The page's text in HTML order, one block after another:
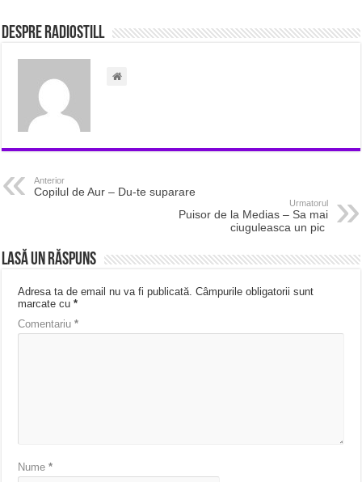
Despre radiostill
Anterior
Copilul de Aur – Du-te suparare
Urmatorul
Puisor de la Medias – Sa mai
ciuguleasca un pic
Lasă un răspuns
Adresa ta de email nu va fi publicată. Câmpurile obligatorii sunt
marcate cu*
Comentariu*
Nume*